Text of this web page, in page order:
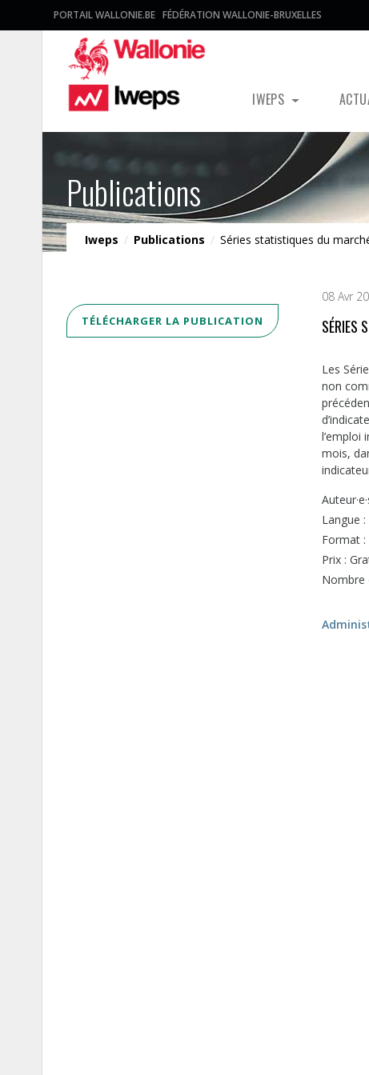
PORTAIL WALLONIE.BE FÉDÉRATION WALLONIE-BRUXELLES
IWEPS
Publications
Iweps / Publications / Séries statistiques du
TÉLÉCHARGER LA PUBLICATION
08 Avr
SÉRIES
Les
non
l’emploi
mois,
Langue
Format :
Prix :
Nombre